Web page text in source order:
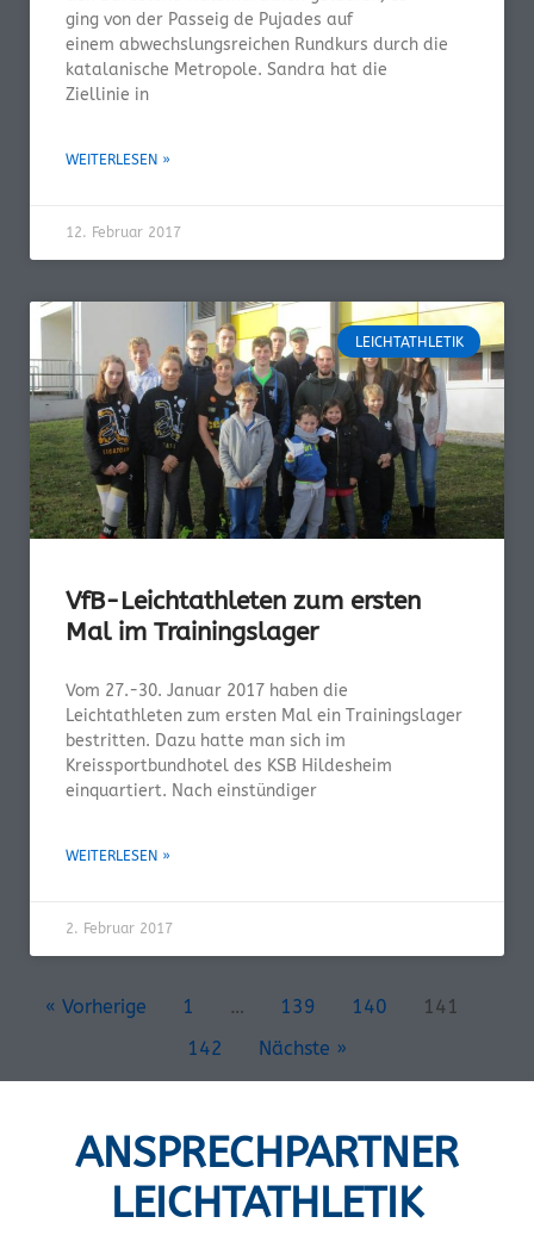
ging von der Passeig de Pujades auf
einem abwechslungsreichen Rundkurs durch die
katalanische Metropole. Sandra hat die
Ziellinie in
WEITERLESEN »
12. Februar 2017
LEICHTATHLETIK
VfB-Leichtathleten zum ersten
Mal im Trainingslager
Vom 27.-30. Januar 2017 haben die
Leichtathleten zum ersten Mal ein Trainingslager
bestritten. Dazu hatte man sich im
Kreissportbundhotel des KSB Hildesheim
einquartiert. Nach einstündiger
WEITERLESEN »
2. Februar 2017
« Vorherige 1 … 139 140
141
142
Nächste »
ANSPRECHPARTNER
LEICHTATHLETIK